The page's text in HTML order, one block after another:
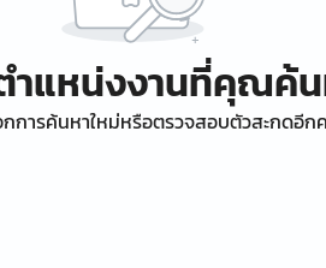
ำแหน่งงานที่คุณค้
การค้นหาใหม่หรือตรวจสอบตัวสะกดอีก